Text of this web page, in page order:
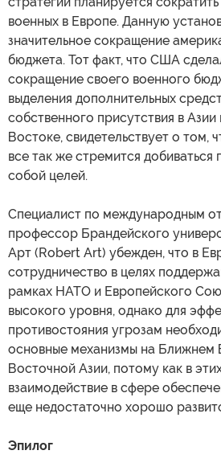
военных в Европе. Данную
значительное сокращение
бюджета. Тот факт, что США
сокращение своего военного
выделения дополнительных
собственного присутствия в
Востоке, свидетельствует о том,
все так же стремится добиваться
собой целей.
Специалист по международным
профессор Брандейского
Арт (Robert Art) убежден, что в
сотрудничество в целях
рамках НАТО и Европейского
высокого уровня, однако для
противостояния угрозам
основные механизмы на Ближнем
Восточной Азии, потому как в
взаимодействие в сфере
еще недостаточно хорошо
Эпилог